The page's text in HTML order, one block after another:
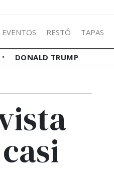
EVENTOS RESTÓ TAPAS
DONALD TRUMP